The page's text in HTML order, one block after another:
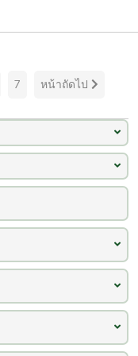
7
หน้าถัดไป